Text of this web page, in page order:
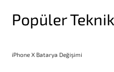
Popüler
iPhone X Batarya Değişimi